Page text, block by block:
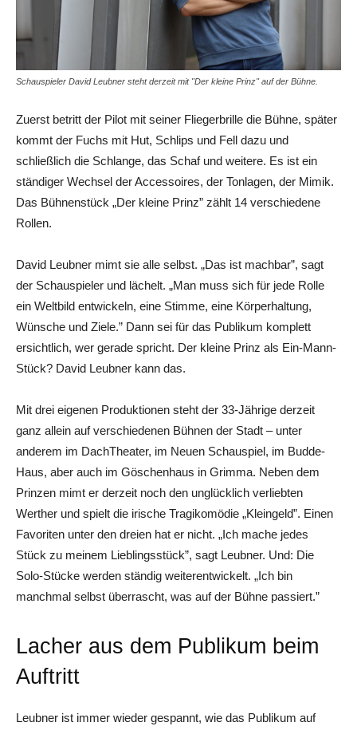
Schauspieler David Leubner steht derzeit mit "Der kleine Prinz" auf der Bühne.
Zuerst betritt der Pilot mit seiner Fliegerbrille die Bühne, später
kommt der Fuchs mit Hut, Schlips und Fell dazu und
schließlich die Schlange, das Schaf und weitere. Es ist ein
ständiger Wechsel der Accessoires, der Tonlagen, der Mimik.
Das Bühnenstück „Der kleine Prinz” zählt 14 verschiedene
Rollen.
David Leubner mimt sie alle selbst. „Das ist machbar”, sagt
der Schauspieler und lächelt. „Man muss sich für jede Rolle
ein Weltbild entwickeln, eine Stimme, eine Körperhaltung,
Wünsche und Ziele.” Dann sei für das Publikum komplett
ersichtlich, wer gerade spricht. Der kleine Prinz als Ein-Mann-
Stück? David Leubner kann das.
Mit drei eigenen Produktionen steht der 33-Jährige derzeit
ganz allein auf verschiedenen Bühnen der Stadt – unter
anderem im DachTheater, im Neuen Schauspiel, im Budde-
Haus, aber auch im Göschenhaus in Grimma. Neben dem
Prinzen mimt er derzeit noch den unglücklich verliebten
Werther und spielt die irische Tragikomödie „Kleingeld”. Einen
Favoriten unter den dreien hat er nicht. „Ich mache jedes
Stück zu meinem Lieblingsstück”, sagt Leubner. Und: Die
Solo-Stücke werden ständig weiterentwickelt. „Ich bin
manchmal selbst überrascht, was auf der Bühne passiert.”
Lacher aus dem Publikum beim
Auftritt
Leubner ist immer wieder gespannt, wie das Publikum auf